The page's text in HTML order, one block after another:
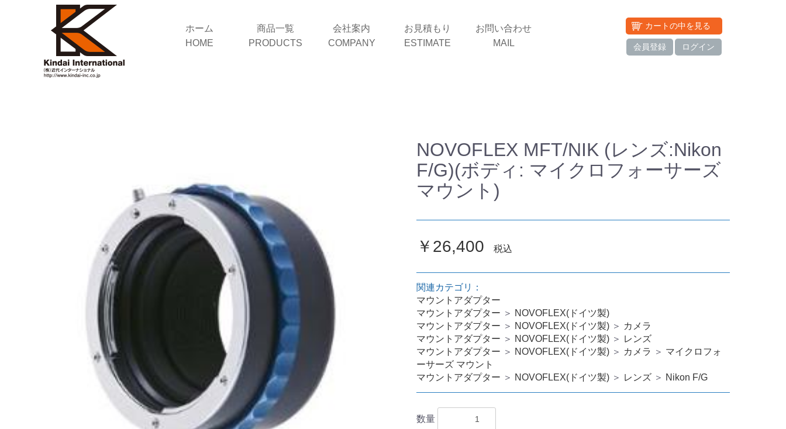
ホーム
HOME
商品一覧
PRODUCTS
会社案内
COMPANY
お見積もり
ESTIMATE
お問い合わせ
MAIL
カートの中を見る
会員登録 ログイン
NOVOFLEX MFT/NIK (レンズ:Nikon
F/G)(ボディ: マイクロフォーサーズ
マウント)
￥26,400 税込
関連カテゴリ：
マウントアダプター
マウントアダプター ＞ NOVOFLEX(ドイツ製)
マウントアダプター ＞ NOVOFLEX(ドイツ製) ＞ カメラ
マウントアダプター ＞ NOVOFLEX(ドイツ製) ＞ レンズ
マウントアダプター ＞ NOVOFLEX(ドイツ製) ＞ カメラ ＞ マイクロフォ
ーサーズ マウント
マウントアダプター ＞ NOVOFLEX(ドイツ製) ＞ レンズ ＞ Nikon F/G
数量